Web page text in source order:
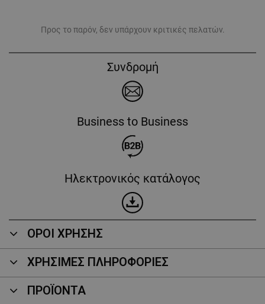
Προς το παρόν, δεν υπάρχουν κριτικές πελατών.
Συνδρομή
Business to Business
Ηλεκτρονικός κατάλογος
ΟΡΟΙ ΧΡΗΣΗΣ
ΧΡΗΣΙΜΕΣ ΠΛΗΡΟΦΟΡΙΕΣ
ΠΡΟΪΌΝΤΑ